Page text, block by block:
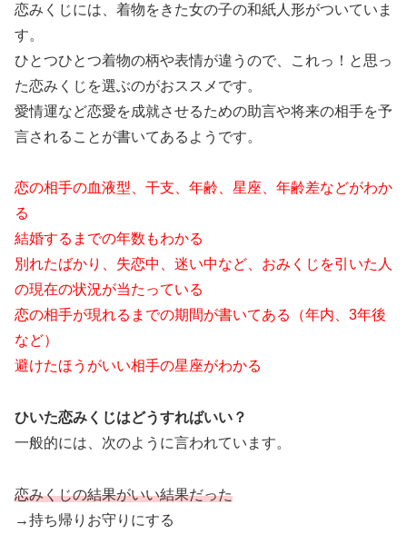
恋みくじには、着物をきた女の子の和紙人形がついていま
す。
ひとつひとつ着物の柄や表情が違うので、これっ！と思っ
た恋みくじを選ぶのがおススメです。
愛情運など恋愛を成就させるための助言や将来の相手を予
言されることが書いてあるようです。
恋の相手の血液型、干支、年齢、星座、年齢差などがわか
る
結婚するまでの年数もわかる
別れたばかり、失恋中、迷い中など、おみくじを引いた人
の現在の状況が当たっている
恋の相手が現れるまでの期間が書いてある（年内、3年後
など）
避けたほうがいい相手の星座がわかる
ひいた恋みくじはどうすればいい？
一般的には、次のように言われています。
恋みくじの結果がいい結果だった
→持ち帰りお守りにする